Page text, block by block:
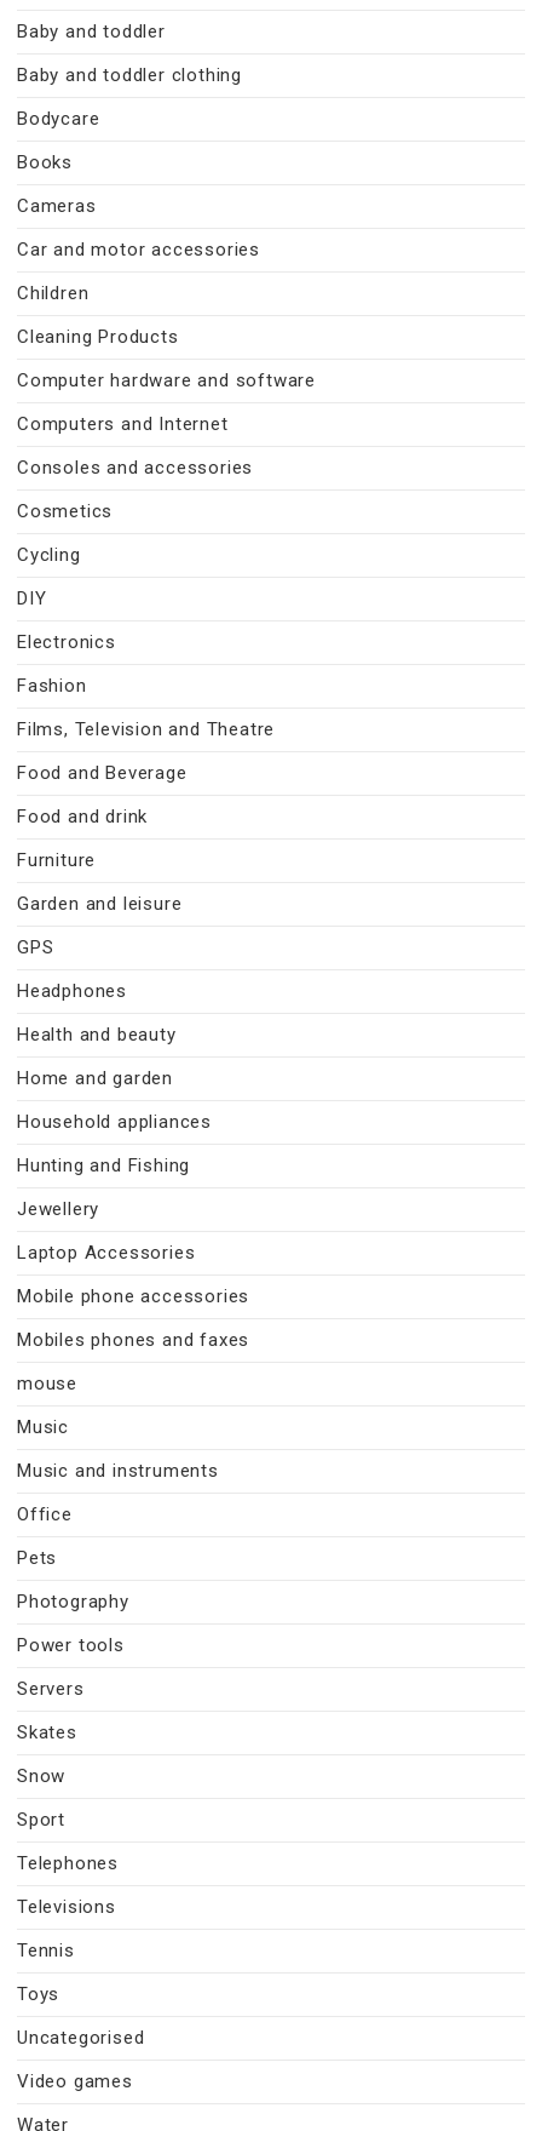
Baby and toddler
Baby and toddler clothing
Bodycare
Books
Cameras
Car and motor accessories
Children
Cleaning Products
Computer hardware and software
Computers and Internet
Consoles and accessories
Cosmetics
Cycling
DIY
Electronics
Fashion
Films, Television and Theatre
Food and Beverage
Food and drink
Furniture
Garden and leisure
GPS
Headphones
Health and beauty
Home and garden
Household appliances
Hunting and Fishing
Jewellery
Laptop Accessories
Mobile phone accessories
Mobiles phones and faxes
mouse
Music
Music and instruments
Office
Pets
Photography
Power tools
Servers
Skates
Snow
Sport
Telephones
Televisions
Tennis
Toys
Uncategorised
Video games
Water